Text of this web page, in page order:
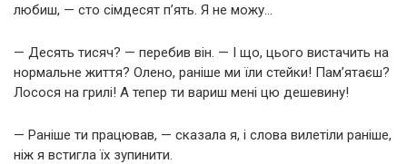
любиш, — сто сімдесят п’ять. Я не можу…
— Десять тисяч? — перебив він. — І що, цього вистачить на
нормальне життя? Олено, раніше ми їли стейки! Пам’ятаєш?
Лосося на грилі! А тепер ти вариш мені цю дешевину!
— Раніше ти працював, — сказала я, і слова вилетіли раніше,
ніж я встигла їх зупинити.